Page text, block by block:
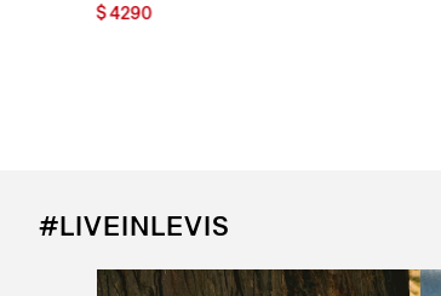
$4290
#LIVEINLEVIS